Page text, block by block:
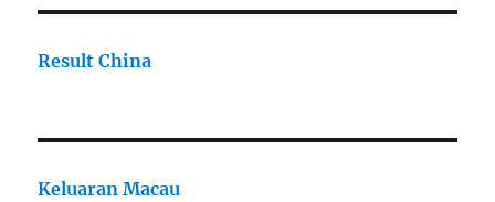
Result China
Keluaran Macau